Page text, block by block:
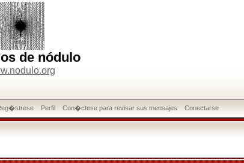
de nódulo
Perfil Con�ctese para revisar sus mensajes Conectarse